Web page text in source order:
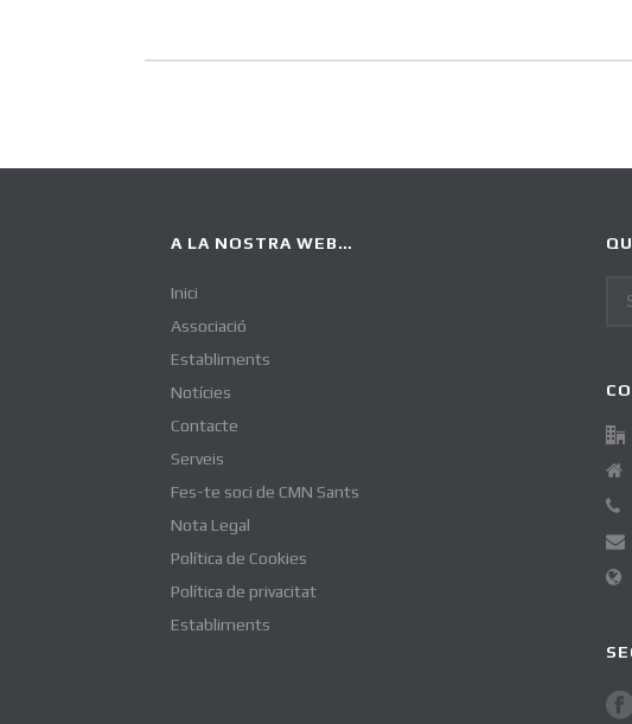
A LA NOSTRA WEB…
Inici
Associació
Establiments
Notícies
Contacte
Serveis
Fes-te soci de CMN Sants
Nota Legal
Política de Cookies
Política de privacitat
Establiments